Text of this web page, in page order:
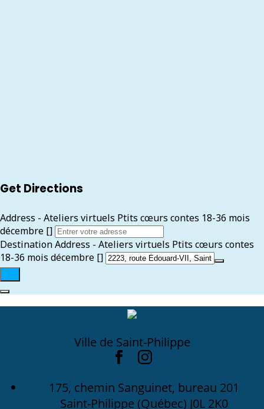
Get Directions
Address - Ateliers virtuels Ptits cœurs contes 18-36 mois
décembre []
Destination Address - Ateliers virtuels Ptits cœurs contes
18-36 mois décembre []
Ville de Saint-Philippe
175, chemin Sanguinet, bureau 201
Saint-Philippe (Québec) J0L 2K0